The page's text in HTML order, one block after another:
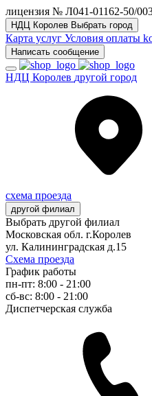
лицензия № Л041-01162-50/
НДЦ Королев Выбрать город
Карта услуг Условия оплаты
Написать сообщение
НДЦ Королев другой город
схема проезда
другой филиал
Выбрать другой филиал
Московская обл. г.Королев
ул. Калининградская д.15
Схема проезда
График работы
пн-пт: 8:00 - 21:00
сб-вс: 8:00 - 21:00
Диспетчерская служба